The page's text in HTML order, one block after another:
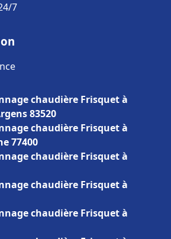
7
chaudière Frisquet à
83520
chaudière Frisquet à
77400
chaudière Frisquet à
chaudière Frisquet à
chaudière Frisquet à